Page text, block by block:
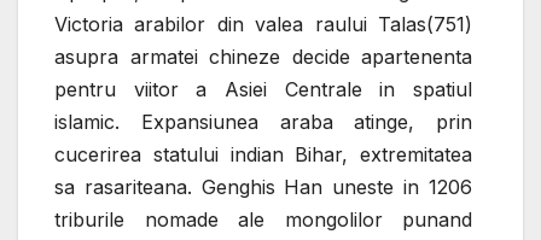
Victoria arabilor din valea raului Talas(751)
asupra armatei chineze decide apartenenta
pentru viitor a Asiei Centrale in spatiul
islamic. Expansiunea araba atinge, prin
cucerirea statului indian Bihar, extremitatea
sa rasariteana. Genghis Han uneste in 1206
triburile nomade ale mongolilor punand